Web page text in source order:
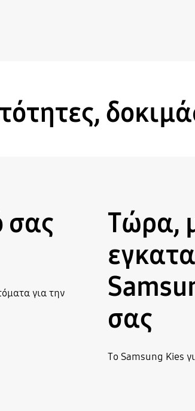
σας
για την
Τώρα,
σας
Το Samsung Kies